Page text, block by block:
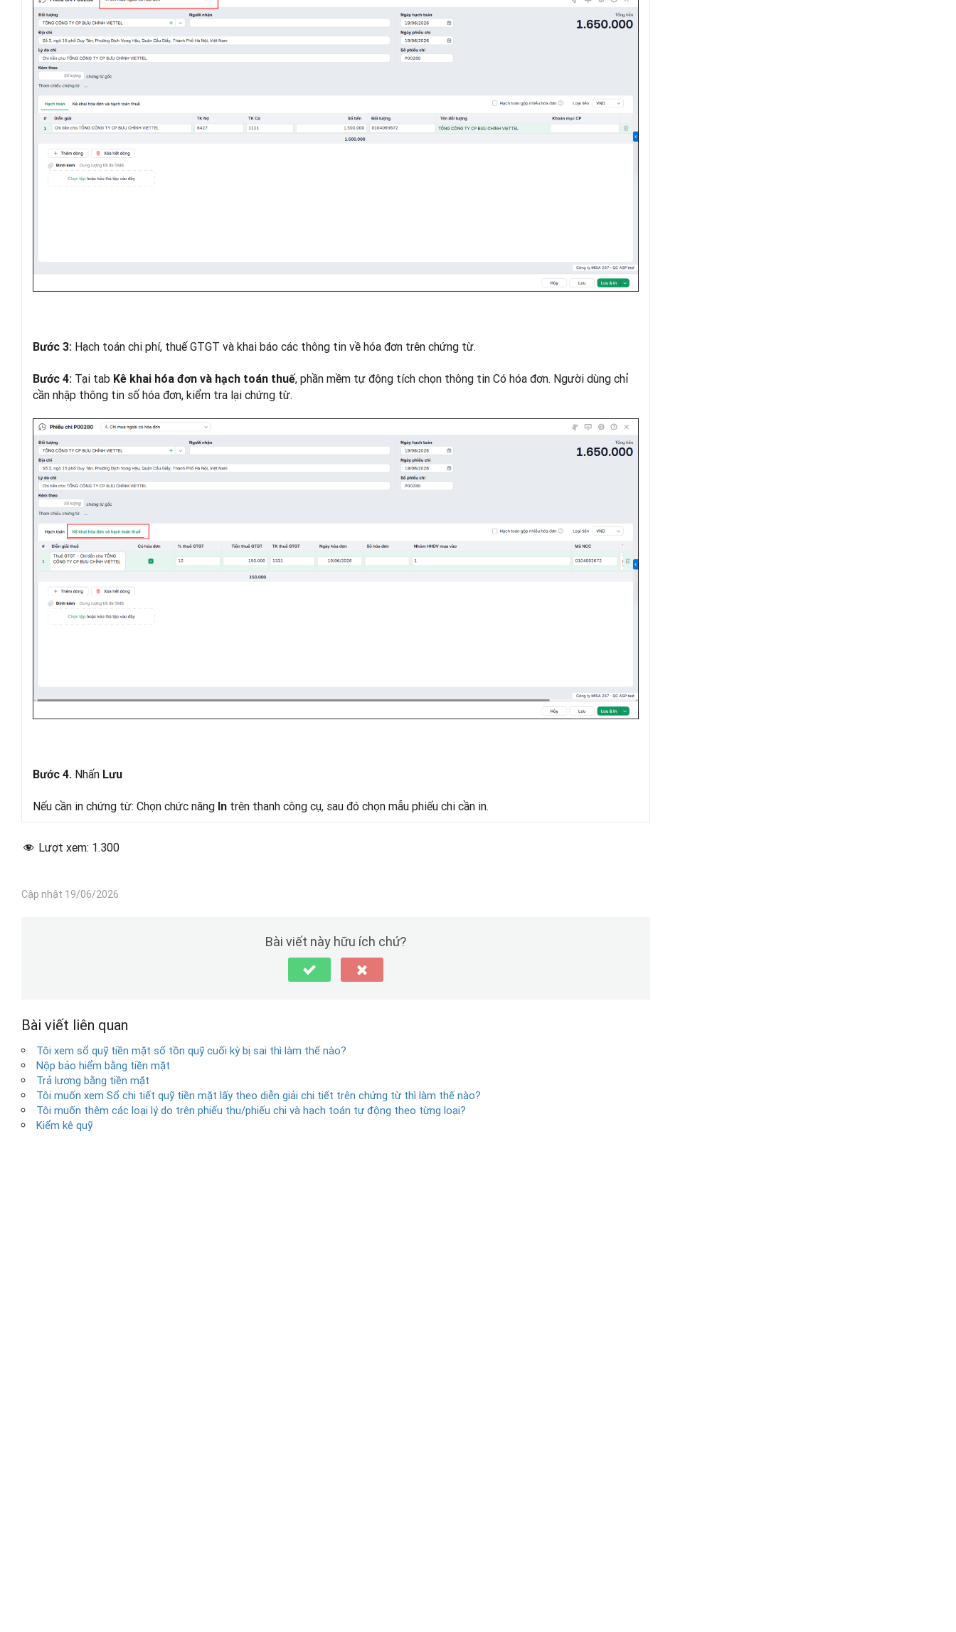
Bước 3: Hạch toán chi phí, thuế GTGT và khai báo các thông tin về hóa đơn trên chứng từ.
Bước 4: Tại tab Kê khai hóa đơn và hạch toán thuế, phần mềm tự động tích chọn thông tin Có hóa đơn. Người dùng chỉ
cần nhập thông tin số hóa đơn, kiểm tra lại chứng từ.
Bước 4. Nhấn Lưu
Nếu cần in chứng từ: Chọn chức năng In trên thanh công cụ, sau đó chọn mẫu phiếu chi cần in.
Lượt xem: 1.300
Cập nhật 19/06/2026
Bài viết này hữu ích chứ?
Bài viết liên quan
Tôi xem sổ quỹ tiền mặt số tồn quỹ cuối kỳ bị sai thì làm thế nào?
Nộp bảo hiểm bằng tiền mặt
Trả lương bằng tiền mặt
Tôi muốn xem Sổ chi tiết quỹ tiền mặt lấy theo diễn giải chi tiết trên chứng từ thì làm thế nào?
Tôi muốn thêm các loại lý do trên phiếu thu/phiếu chi và hạch toán tự động theo từng loại?
Kiểm kê quỹ